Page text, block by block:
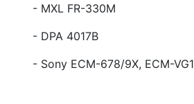
- MXL FR-330M
- DPA 4017B
- Sony ECM-678/9X, ECM-VG1